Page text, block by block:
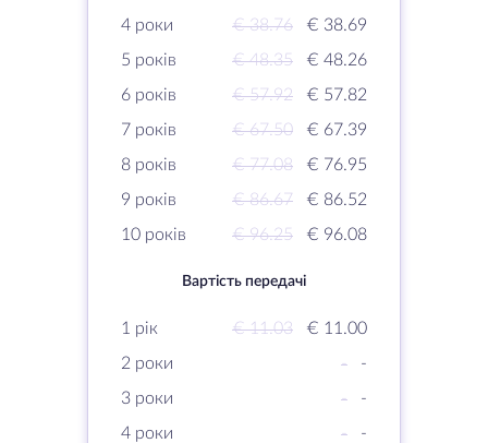
4 роки
€ 38.76
€ 38.69
5 років
€ 48.35
€ 48.26
6 років
€ 57.92
€ 57.82
7 років
€ 67.50
€ 67.39
8 років
€ 77.08
€ 76.95
9 років
€ 86.67
€ 86.52
10 років
€ 96.25 € 96.08
Вартість передачі
1 рік € 11.03
€ 11.00
2 роки
-
-
3 роки
-
-
4 роки
-
-